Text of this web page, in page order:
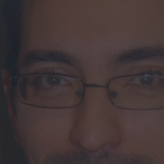
URBANA PARA TRANSFORMAR EL
A CASONÁ Y ASUME LA
ACERCA EL PARAÍSO CANARIO EN
“LA CONSTRUCCIÓN DE